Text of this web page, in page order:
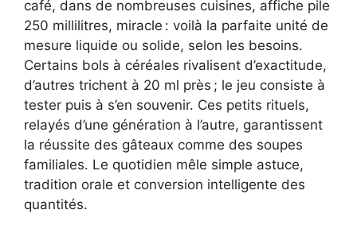
café, dans de nombreuses cuisines, affiche pile
250 millilitres, miracle : voilà la parfaite unité de
mesure liquide ou solide, selon les besoins.
Certains bols à céréales rivalisent d’exactitude,
d’autres trichent à 20 ml près ; le jeu consiste à
tester puis à s’en souvenir. Ces petits rituels,
relayés d’une génération à l’autre, garantissent
la réussite des gâteaux comme des soupes
familiales. Le quotidien mêle simple astuce,
tradition orale et conversion intelligente des
quantités.